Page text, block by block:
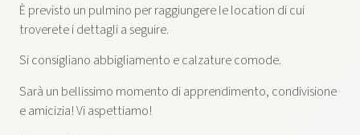
È previsto un pulmino per raggiungere le location di cui
troverete i dettagli a seguire.
Si consigliano abbigliamento e calzature comode.
Sarà un bellissimo momento di apprendimento, condivisione
e amicizia! Vi aspettiamo!